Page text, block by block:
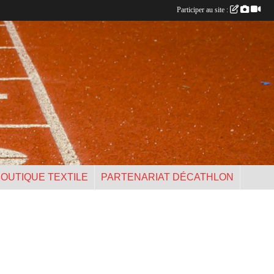
TEXTILE PARTENARIAT DÉCATHLON
Participer au site :